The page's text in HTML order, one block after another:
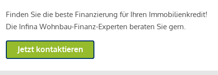
Finden Sie die beste Finanzierung für Ihren Immobilienkredit!
Die Infina Wohnbau-Finanz-Experten beraten Sie gern.
Jetzt kontaktieren